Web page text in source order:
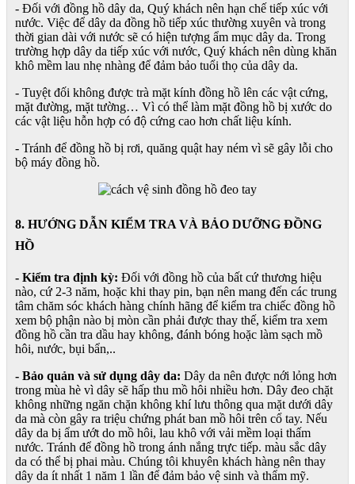
- Đối với đồng hồ dây da, Quý khách nên hạn chế tiếp xúc với
nước. Việc để dây da đồng hồ tiếp xúc thường xuyên và trong
thời gian dài với nước sẽ có hiện tượng ẩm mục dây da. Trong
trường hợp dây da tiếp xúc với nước, Quý khách nên dùng khăn
khô mềm lau nhẹ nhàng để đảm bảo tuổi thọ của dây da.
- Tuyệt đối không được trà mặt kính đồng hồ lên các vật cứng,
mặt đường, mặt tường… Vì có thể làm mặt đồng hồ bị xước do
các vật liệu hỗn hợp có độ cứng cao hơn chất liệu kính.
- Tránh để đồng hồ bị rơi, quăng quật hay ném vì sẽ gây lỗi cho
bộ máy đồng hồ.
8. HƯỚNG DẪN KIỂM TRA VÀ BẢO DƯỠNG ĐỒNG
HỒ
- Kiểm tra định kỳ: Đối với đồng hồ của bất cứ thương hiệu
nào, cứ 2-3 năm, hoặc khi thay pin, bạn nên mang đến các trung
tâm chăm sóc khách hàng chính hãng để kiểm tra chiếc đồng hồ
xem bộ phận nào bị mòn cần phải được thay thế, kiểm tra xem
đồng hồ cần tra dầu hay không, đánh bóng hoặc làm sạch mồ
hôi, nước, bụi bẩn,..
- Bảo quản và sử dụng dây da: Dây da nên được nới lỏng hơn
trong mùa hè vì dây sẽ hấp thu mồ hôi nhiều hơn. Dây đeo chặt
không những ngăn chặn không khí lưu thông qua mặt dưới dây
da mà còn gây ra triệu chứng phát ban mồ hôi trên cổ tay. Nếu
dây da bị ẩm ướt do mồ hôi, lau khô với vải mềm loại thấm
nước. Tránh để đồng hồ trong ánh nắng trực tiếp. màu sắc dây
da có thể bị phai màu. Chúng tôi khuyên khách hàng nên thay
dây da ít nhất 1 năm 1 lần để đảm bảo vệ sinh và thẩm mỹ.